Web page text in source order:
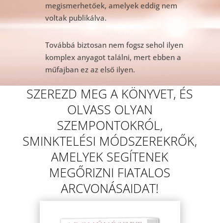
megismerhetőek, amelyek eddig nem
voltak publikálva.
Továbbá biztosan nem fogsz sehol ilyen
komplex anyagot találni, mert ebben a
műfajban ez az első ilyen.
SZEREZD MEG A KÖNYVET, ÉS
OLVASS OLYAN
SZEMPONTOKRÓL,
SMINKTELÉSI MÓDSZEREKRŐK,
AMELYEK SEGÍTENEK
MEGŐRIZNI FIATALOS
ARCVONÁSAIDAT!